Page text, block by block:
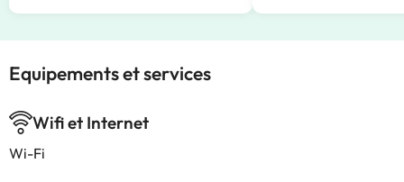
Equipements et services
Wifi et Internet
Wi-Fi